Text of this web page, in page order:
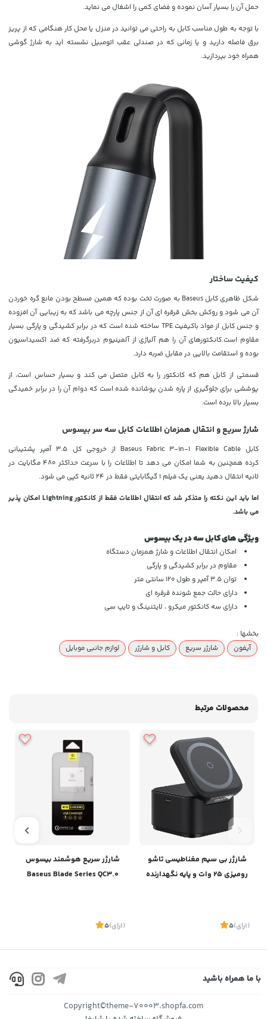
حمل آن را بسیار آسان نموده و فضای کمی را اشغال می نماید.
با توجه به طول مناسب کابل به راحتی می توانید در منزل یا محل کار هنگامی که از پریز
برق فاصله دارید و یا زمانی که در صندلی عقب اتومبیل نشسته اید به شارژ گوشی
همراه خود بپردازید.
کیفیت ساختار
شکل ظاهری کابل Baseus به صورت تخت بوده که همین مسطح بودن مانع گره خوردن
آن می شود و روکش بخش قرقره ای آن از جنس پارچه می باشد که به زیبایی آن افزوده
و جنس کابل از مواد باکیفیت TPE ساخته شده است که در برابر کشیدگی و پارگی بسیار
مقاوم است.کانکتورهای آن را هم آلیاژی از آلمینیوم دربرگرفته که ضد اکسیداسیون
بوده و استقامت بالایی در مقابل ضربه دارد.
قسمتی از کابل هم که کانکتور را به کابل متصل می کند و بسیار حساس است، از
پوششی برای جلوگیری از پاره شدن پوشانده شده است که دوام آن را در برابر خمیدگی
بسیار بالا برده است.
شارژ سریع و انتقال همزمان اطلاعات کابل سه سر بیسوس
کابل Baseus Fabric 3-in-1 Flexible Cable از خروجی کل 3.5 آمپر پشتیبانی
کرده
همچنین به شما امکان می دهد تا اطلاعات را با سرعت حداکثر 480 مگابایت در
ثانیه انتقال دهید یعنی یک فیلم 1 گیگابایتی فقط در 24 ثانیه کپی می شود.
اما باید این نکته را متذکر شد که انتقال اطلاعات فقط از کانکتور
Lightning امکان پذیر
می باشد.
ویژگی های کابل سه در یک بیسوس
امکان انتقال اطلاعات و شارژ همزمان دستگاه
مقاوم در برابر کشیدگی و پارگی
توان 3.5 آمپر و طول 120 سانتی متر
دارای حالت جمع شونده قرقره ای
دارای سه کانکتور میکرو ، لایتنینگ و تایپ سی
بخشها :
آیفون
شارژر سریع کابل و شارژر لوازم جانبی موبایل
محصولات مرتبط
شارژر بی سیم مغناطیسی تاشو
رومیزی 25 وات و پایه نگهدارنده
Wireless Charger 25W BS-
(1 رای)
5
شارژر سریع هوشمند بیسوس
Baseus Blade Series QC3.0
(1 رای)
5
با ما همراه باشید
Copyright©theme-70003.shopfa.com